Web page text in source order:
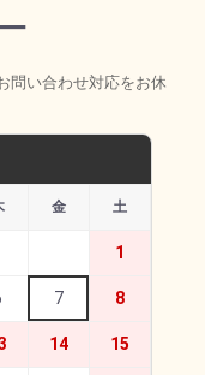
問い合わせ対応をお休
金 土
1
7 8
14 15